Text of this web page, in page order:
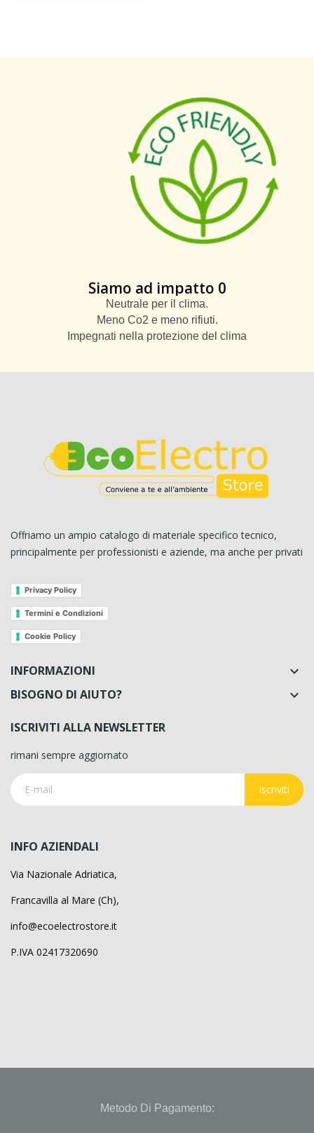
Siamo ad impatto 0
Neutrale per il clima.
Meno Co2 e meno rifiuti.
Impegnati nella protezione del clima
Offriamo un ampio catalogo di materiale specifico tecnico,
principalmente per professionisti e aziende, ma anche per privati
Privacy Policy
Termini e Condizioni
Cookie Policy
INFORMAZIONI 
BISOGNO DI AIUTO? 
ISCRIVITI ALLA NEWSLETTER
rimani sempre aggiornato
Iscriviti
INFO AZIENDALI
Via Nazionale Adriatica,
Francavilla al Mare (Ch),
info@ecoelectrostore.it
P.IVA 02417320690
Metodo Di Pagamento: